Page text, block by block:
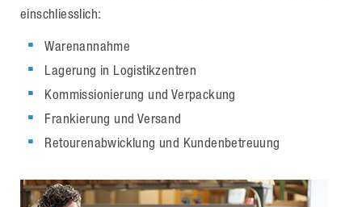
einschliesslich:
Warenannahme
Lagerung in Logistikzentren
Kommissionierung und Verpackung
Frankierung und Versand
Retourenabwicklung und Kundenbetreuung